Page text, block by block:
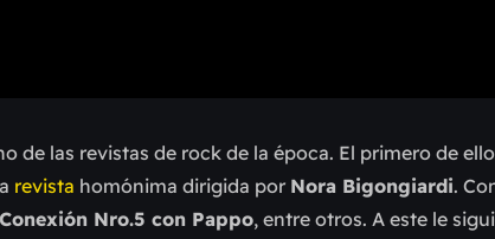
de las revistas de rock de la época. El primero de
revista homónima dirigida por Nora Bigongiardi.
Conexión Nro.5 con Pappo, entre otros. A este le